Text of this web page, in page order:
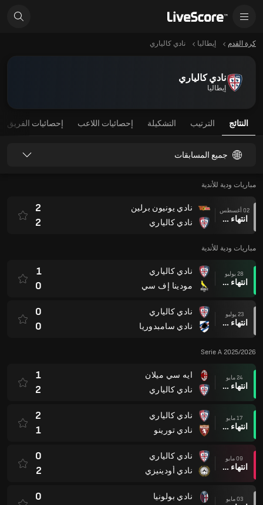
كرة القدم إيطاليا نادي كالياري
نادي كالياري
إيطاليا
النتائج الترتيب التشكيلة إحصائيات اللاعب إحصائيات الفريق
جميع المسابقات
مباريات ودية للأندية
02 أغسطس
انتهاء وقت المباراة
نادي يونيون برلين
نادي كالياري
2
2
مباريات ودية للأندية
28 يوليو
انتهاء وقت المباراة
نادي كالياري
مودينا إف سي
1
0
23 يوليو
انتهاء وقت المباراة
نادي كالياري
نادي سامبدوريا
0
0
Serie A 2025/2026
24 مايو
انتهاء وقت المباراة
ايه سي ميلان
نادي كالياري
1
2
17 مايو
انتهاء وقت المباراة
نادي كالياري
نادي تورينو
2
1
09 مايو
انتهاء وقت المباراة
نادي كالياري
نادي أودينيزي
0
2
03 مايو
نادي بولونيا
0